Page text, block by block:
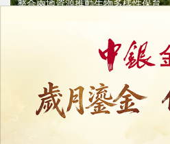
整合兩地資源推動生物多樣性保育